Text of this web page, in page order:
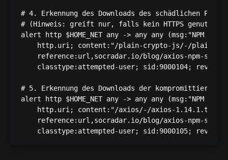
# 4. Erkennung des Downloads des schädlichen
# (Hinweis: greift nur, falls kein HTTPS genutzt
alert http $HOME_NET any -> any any (msg:"NPM
http.uri; content:"/plain-crypto-js/-/plain-
reference:url,socradar.io/blog/axios-npm-
    classtype:attempted-user; sid:9000104; rev:1;)
# 5. Erkennung des Downloads der kompromittierten
alert http $HOME_NET any -> any any (msg:"NPM
http.uri; content:"/axios/-/axios-1.14.1.tgz";
reference:url,socradar.io/blog/axios-npm-
    classtype:attempted-user; sid:9000105; rev:1;)